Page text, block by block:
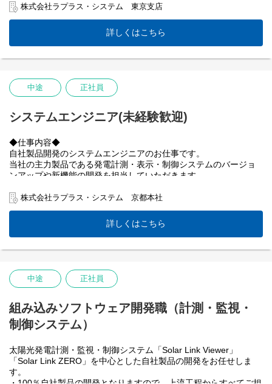
おります。
ある程度現場で経験を積んでいただいた後は、
リモート現地調整の対応もお任せいたします。
▼アフターフォロー
・定期メンテナンス
【研修・フォロー体制】
けます。
先輩社員に同行して、現場作業を学んでいただき、約1ヶ月ほどで
また、自社製品ですので、本社には技術者やトラブルシューティ
ング部門もあります。何かあれば会社全体で適切にサポートでき
る体制が整っています。
※今回は京都本社、東京支店の他、高崎と福岡の拠点においても
フィールドエンジニアの方を募集いたします。
・パワコンメーカーとの調整
・技術的に複雑な案件の営業同行
・セミナー、展示会等のイベント運営による新規クライアントの
株式会社ラプラス・システム 東京支店
詳しくはこちら
中途 正社員
システムエンジニア(未経験歓迎)
◆仕事内容◆
自社製品開発のシステムエンジニアのお仕事です。
当社の主力製品である発電計測・表示・制御システムのバージョ
ンアップや新機能の開発を担当していただきます。
われることが魅力の1つかと思います。
当社では、これまでも数多くの未経験者を育て上げてきたました
ので、研修体制には自信がございます！ 入社後半年程は製品やプ
ログラムの基礎をじっくりレクチャーします。合わせて実務にも
に慣れて頂く想定です。
その他社内で定期的(週１～2回)に勉強会やプログラミング講習も
ポート体制が構築されています。
◆配属先◆
太陽光発電計測・監視・制御システム「Solar Link Viewer」
「Solar Link ZERO」の開発を担当。(C++・ShellScriptなどを用い
て小型端末に組み込む計測・制御ソフトを開発)
株式会社ラプラス・システム 京都本社
詳しくはこちら
中途 正社員
組み込みソフトウェア開発職（計測・監視・
制御システム）
太陽光発電計測・監視・制御システム「Solar Link Viewer」
「Solar Link ZERO」を中心とした自社製品の開発をお任せしま
す。